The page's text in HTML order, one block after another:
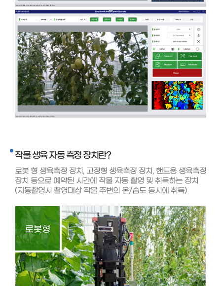
작물 생육 자동 측정 장치란?
로봇 형 생육측정 장치, 고정형 생육측정 장치, 핸드용 생육측정
장치 등으로 예약된 시간에 작물 자동 촬영 및 취득하는 장치
(자동촬영시 촬영대상 작물 주변의 온/습도 동시에 취득)
로봇형